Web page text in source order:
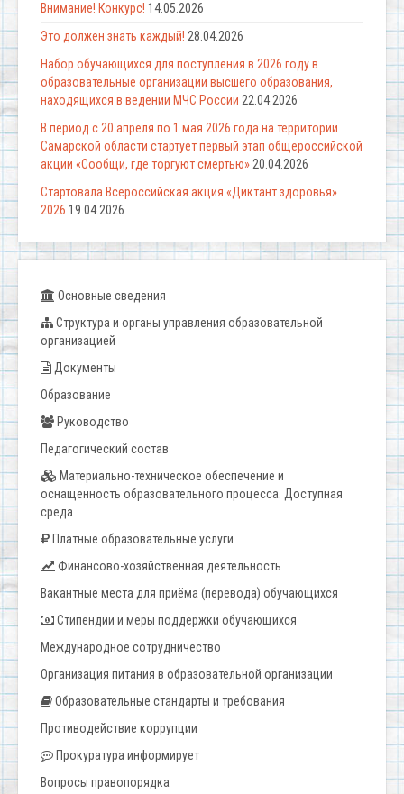
Внимание! Конкурс! 14.05.2026
Это должен знать каждый! 28.04.2026
Набор обучающихся для поступления в 2026 году в
образовательные организации высшего образования,
находящихся в ведении МЧС России 22.04.2026
В период с 20 апреля по 1 мая 2026 года на территории
Самарской области стартует первый этап общероссийской
акции «Сообщи, где торгуют смертью»20.04.2026
Стартовала Всероссийская акция «Диктант здоровья»
2026 19.04.2026
Основные сведения
Структура и органы управления образовательной
организацией
Документы
Образование
Руководство
Педагогический состав
Материально-техническое обеспечение и
оснащенность образовательного процесса. Доступная
среда
Платные образовательные услуги
Финансово-хозяйственная деятельность
Вакантные места для приёма (перевода) обучающихся
Стипендии и меры поддержки обучающихся
Международное сотрудничество
Организация питания в образовательной организации
Образовательные стандарты и требования
Противодействие коррупции
Прокуратура информирует
Вопросы правопорядка